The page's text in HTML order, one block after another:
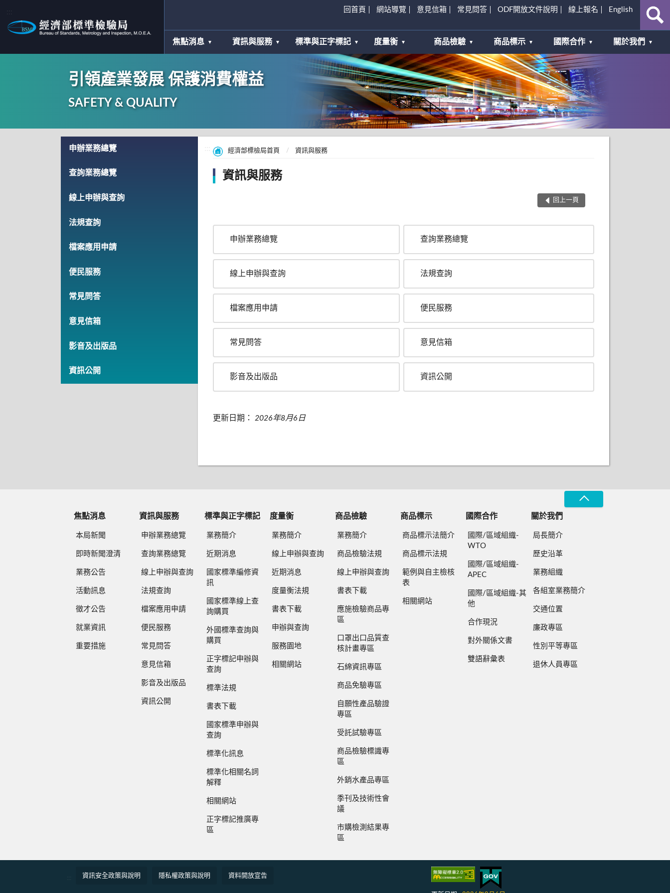
回首頁 網站導覽 意見信箱 常見問答 ODF開放文件說明 線上報名 English
焦點消息 資訊與服務 標準與正字標記 度量衡 商品檢驗 商品標示 國際合作 關於我們
引領產業發展 保護消費權益
SAFETY & QUALITY
申辦業務總覽
查詢業務總覽
線上申辦與查詢
法規查詢
檔案應用申請
便民服務
常見問答
意見信箱
影音及出版品
資訊公開
經濟部標檢局首頁 資訊與服務
資訊與服務
回上一頁
申辦業務總覽 查詢業務總覽
線上申辦與查詢 法規查詢
檔案應用申請 便民服務
常見問答 意見信箱
影音及出版品 資訊公開
更新日期： 2026年8月6日
焦點消息
本局新聞
即時新聞澄清
業務公告
活動訊息
徵才公告
就業資訊
重要措施
資訊與服務
申辦業務總覽
查詢業務總覽
線上申辦與查詢
法規查詢
檔案應用申請
便民服務
常見問答
意見信箱
影音及出版品
資訊公開
標準與正字標記
業務簡介
近期消息
國家標準編修資
訊
國家標準線上查
詢購買
外國標準查詢與
購買
正字標記申辦與
查詢
標準法規
書表下載
國家標準申辦與
查詢
標準化訊息
標準化相關名詞
解釋
相關網站
正字標記推廣專
區
度量衡
業務簡介
線上申辦與查詢
近期消息
度量衡法規
書表下載
申辦與查詢
服務園地
相關網站
商品檢驗
業務簡介
商品檢驗法規
線上申辦與查詢
書表下載
應施檢驗商品專
區
口罩出口品質查
核計畫專區
石綿資訊專區
商品免驗專區
自願性產品驗證
專區
受託試驗專區
商品檢驗標識專
區
外銷水產品專區
季刊及技術性會
議
市購檢測結果專
區
商品標示
商品標示法簡介
商品標示法規
範例與自主檢核
表
相關網站
國際合作
國際/區域組織-
WTO
國際/區域組織-
APEC
國際/區域組織-其
他
合作現況
對外關係文書
雙語辭彙表
關於我們
局長簡介
歷史沿革
業務組織
各組室業務簡介
交通位置
廉政專區
性別平等專區
退休人員專區
資訊安全政策與說明 隱私權政策與說明 資料開放宣告